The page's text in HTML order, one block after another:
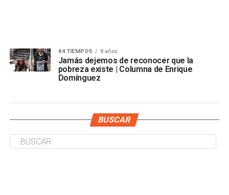
#4 TIEMPOS 8 años
Jamás dejemos de reconocer que la
pobreza existe | Columna de Enrique
Domínguez
BUSCAR